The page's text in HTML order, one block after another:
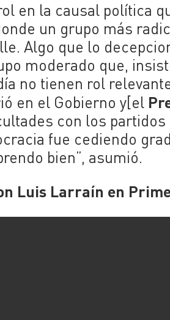
en la causal política
un grupo más
Algo que lo
moderado que,
no tienen rol
en el Gobierno y[el
con los
fue cediendo
bien”, asumió.
Luis Larraín en